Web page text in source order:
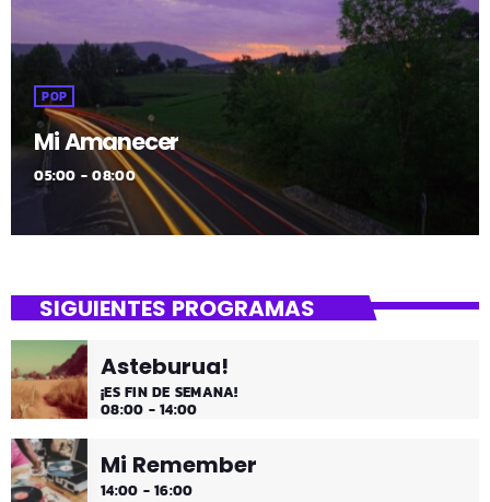
POP
Mi Amanecer
05:00 - 08:00
SIGUIENTES PROGRAMAS
Asteburua!
¡ES FIN DE SEMANA!
08:00 - 14:00
Mi Remember
14:00 - 16:00